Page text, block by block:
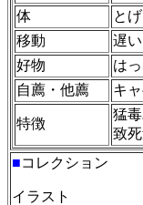
体
と
移動
遅い
好物
は
自薦・他薦
キ
特徴
猛
致
■コレクション
イラスト